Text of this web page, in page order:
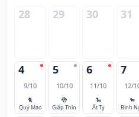
28 29 30 31
4
9/10
🐈
Quý Mão
5
10/10
🐉
Giáp Thìn
6
11/10
🐍
Ất Tỵ
7
12/
🐎
Bính